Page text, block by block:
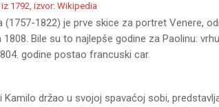
1792, izvor: Wikipedia
(1757-1822) je prve skice za portret Venere,
Bile su to najlepše godine za Paolinu:
godine postao francuski car.
držao u svojoj spavaćoj sobi,